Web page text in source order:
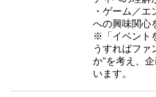
・ゲーム／
への興味関心
※「イベント
うすればファ
か”を考え、
います。